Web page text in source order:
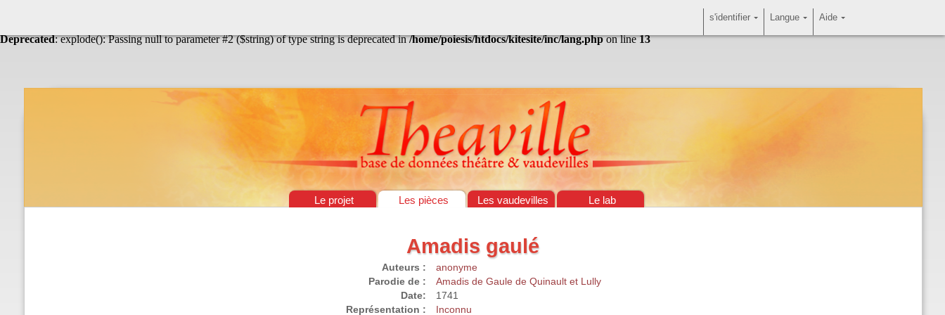
Deprecated: explode(): Passing null to parameter #2 ($string) of type string is deprecated in/home/poiesis/htdocs/kitesite/inc/lang.phpon line13
Théâtre & vaudevilles
Le projet Les pièces Les vaudevilles Le lab
Amadis gaulé
Auteurs :
anonyme
Parodie de :
Amadis de Gaule de Quinault et Lully
Date:
1741
Représentation :
Inconnu
Aide
Langue
s'identifier